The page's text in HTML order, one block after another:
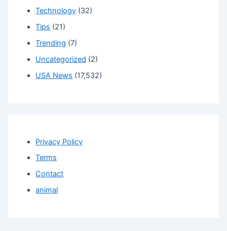
Technology (32)
Tips (21)
Trending (7)
Uncategorized (2)
USA News (17,532)
Privacy Policy
Terms
Contact
animal